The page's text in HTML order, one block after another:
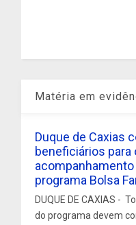
Matéria em
Duque de Caxias
beneficiários para
acompanhamento
programa Bolsa
DUQUE DE CAXIAS -
do programa devem